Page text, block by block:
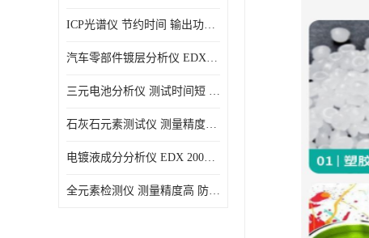
ICP光谱仪 节约时间 输出功率稳定
汽车零部件镀层分析仪 EDX600PLUS 自动谱线识别
三元电池分析仪 测试时间短 体积小 方便便携
石灰石元素测试仪 测量精度高 测量方便 快捷
电镀液成分分析仪 EDX 2000A 测量 穿透力强
全元素检测仪 测量精度高 防尘 防水性能好